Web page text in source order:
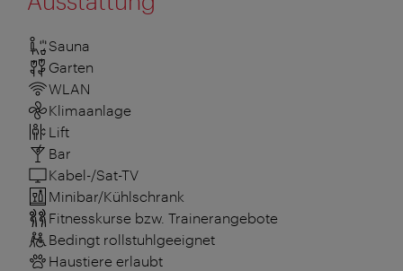
Sauna
Garten
WLAN
Klimaanlage
Lift
Bar
Kabel-/Sat-TV
Minibar/Kühlschrank
Fitnesskurse bzw. Trainerangebote
Bedingt rollstuhlgeeignet
Haustiere erlaubt